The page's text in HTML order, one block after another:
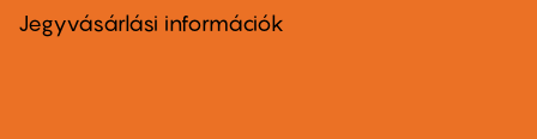
second
Jegyvásárlási információk